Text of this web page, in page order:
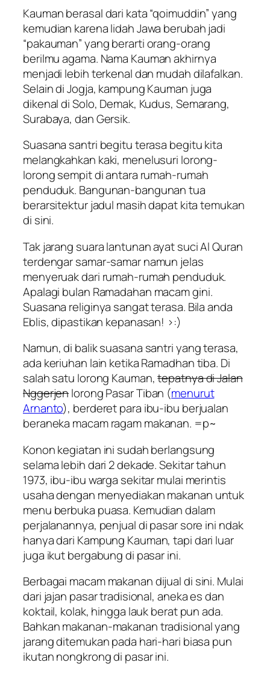
Kauman berasal dari kata “qoimuddin” yang
kemudian karena lidah Jawa berubah jadi
“pakauman” yang berarti orang-orang
berilmu agama. Nama Kauman akhirnya
menjadi lebih terkenal dan mudah dilafalkan.
Selain di Jogja, kampung Kauman juga
dikenal di Solo, Demak, Kudus, Semarang,
Surabaya, dan Gersik.
Suasana santri begitu terasa begitu kita
melangkahkan kaki, menelusuri lorong-
lorong sempit di antara rumah-rumah
penduduk. Bangunan-bangunan tua
berarsitektur jadul masih dapat kita temukan
di sini.
Tak jarang suara lantunan ayat suci Al Quran
terdengar samar-samar namun jelas
menyeruak dari rumah-rumah penduduk.
Apalagi bulan Ramadahan macam gini.
Suasana religinya sangat terasa. Bila anda
Eblis, dipastikan kepanasan! >:)
Namun, di balik suasana santri yang terasa,
ada keriuhan lain ketika Ramadhan tiba. Di
salah satu lorong Kauman,tepatnya di Jalan
Nggerjenlorong Pasar Tiban (menurut
Arnanto), berderet para ibu-ibu berjualan
beraneka macam ragam makanan. =p~
Konon kegiatan ini sudah berlangsung
selama lebih dari 2 dekade. Sekitar tahun
1973, ibu-ibu warga sekitar mulai merintis
usaha dengan menyediakan makanan untuk
menu berbuka puasa. Kemudian dalam
perjalanannya, penjual di pasar sore ini ndak
hanya dari Kampung Kauman, tapi dari luar
juga ikut bergabung di pasar ini.
Berbagai macam makanan dijual di sini. Mulai
dari jajan pasar tradisional, aneka es dan
koktail, kolak, hingga lauk berat pun ada.
Bahkan makanan-makanan tradisional yang
jarang ditemukan pada hari-hari biasa pun
ikutan nongkrong di pasar ini.